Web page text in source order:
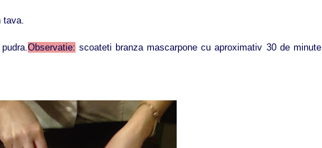
Observatie: scoateti branza mascarpone cu aproximativ 30 de minute